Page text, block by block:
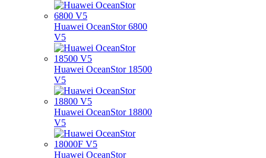
Huawei OceanStor 6800
V5
Huawei OceanStor 18500
V5
Huawei OceanStor 18800
V5
Huawei OceanStor